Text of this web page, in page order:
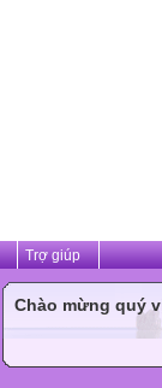
Trợ giúp
Chào mừng quý